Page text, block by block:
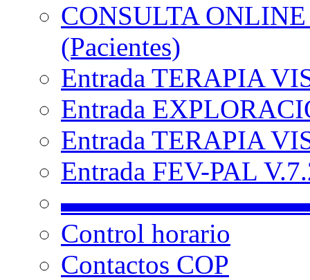
CONSULTA
(Pacientes)
Entrada TERAPIA
Entrada
Entrada TERAPIA
Entrada FEV-PAL
Control horario
Contactos COP